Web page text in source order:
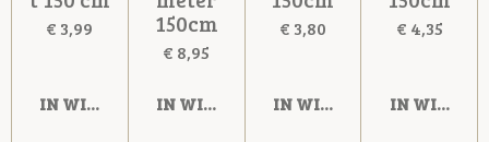
€ 3,99
IN WINKELWAGEN
150cm
€ 8,95
IN WINKELWAGEN
€ 3,80
IN WINKELWAGEN
€ 4,35
IN